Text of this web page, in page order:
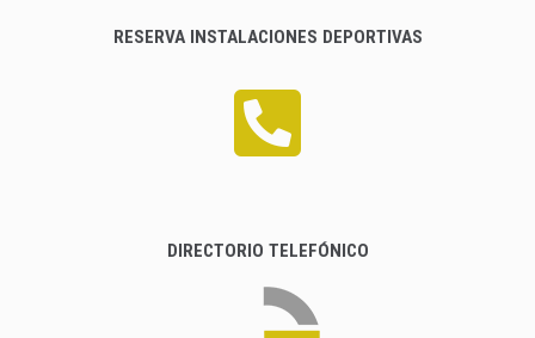
RESERVA INSTALACIONES DEPORTIVAS
DIRECTORIO TELEFÓNICO